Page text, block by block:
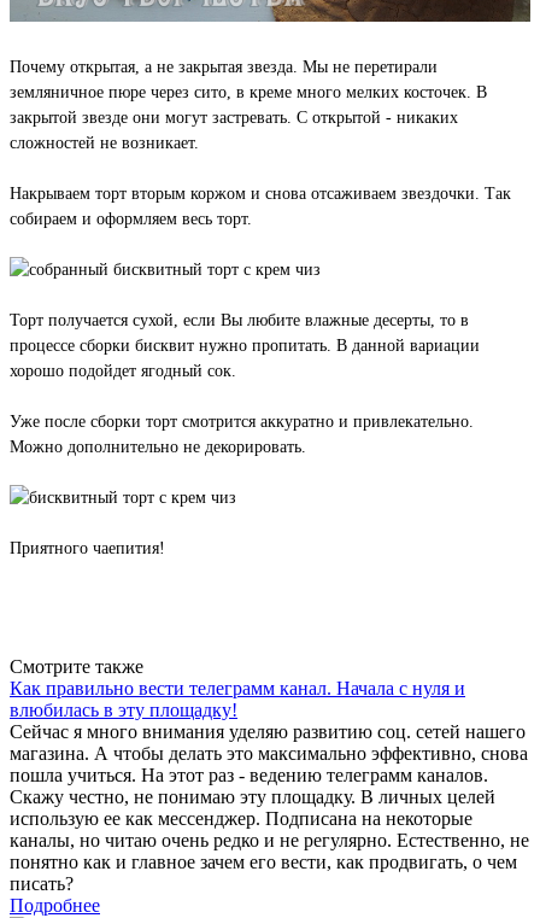
Почему открытая, а не закрытая звезда. Мы не перетирали
земляничное пюре через сито, в креме много мелких косточек. В
закрытой звезде они могут застревать. С открытой - никаких
сложностей не возникает.
Накрываем торт вторым коржом и снова отсаживаем звездочки. Так
собираем и оформляем весь торт.
Торт получается сухой, если Вы любите влажные десерты, то в
процессе сборки бисквит нужно пропитать. В данной вариации
хорошо подойдет ягодный сок.
Уже после сборки торт смотрится аккуратно и привлекательно.
Можно дополнительно не декорировать.
Приятного чаепития!
Смотрите также
Как правильно вести телеграмм канал. Начала с нуля и
влюбилась в эту площадку!
Сейчас я много внимания уделяю развитию соц. сетей нашего
магазина. А чтобы делать это максимально эффективно, снова
пошла учиться. На этот раз - ведению телеграмм каналов.
Скажу честно, не понимаю эту площадку. В личных целей
использую ее как мессенджер. Подписана на некоторые
каналы, но читаю очень редко и не регулярно. Естественно, не
понятно как и главное зачем его вести, как продвигать, о чем
писать?
Подробнее